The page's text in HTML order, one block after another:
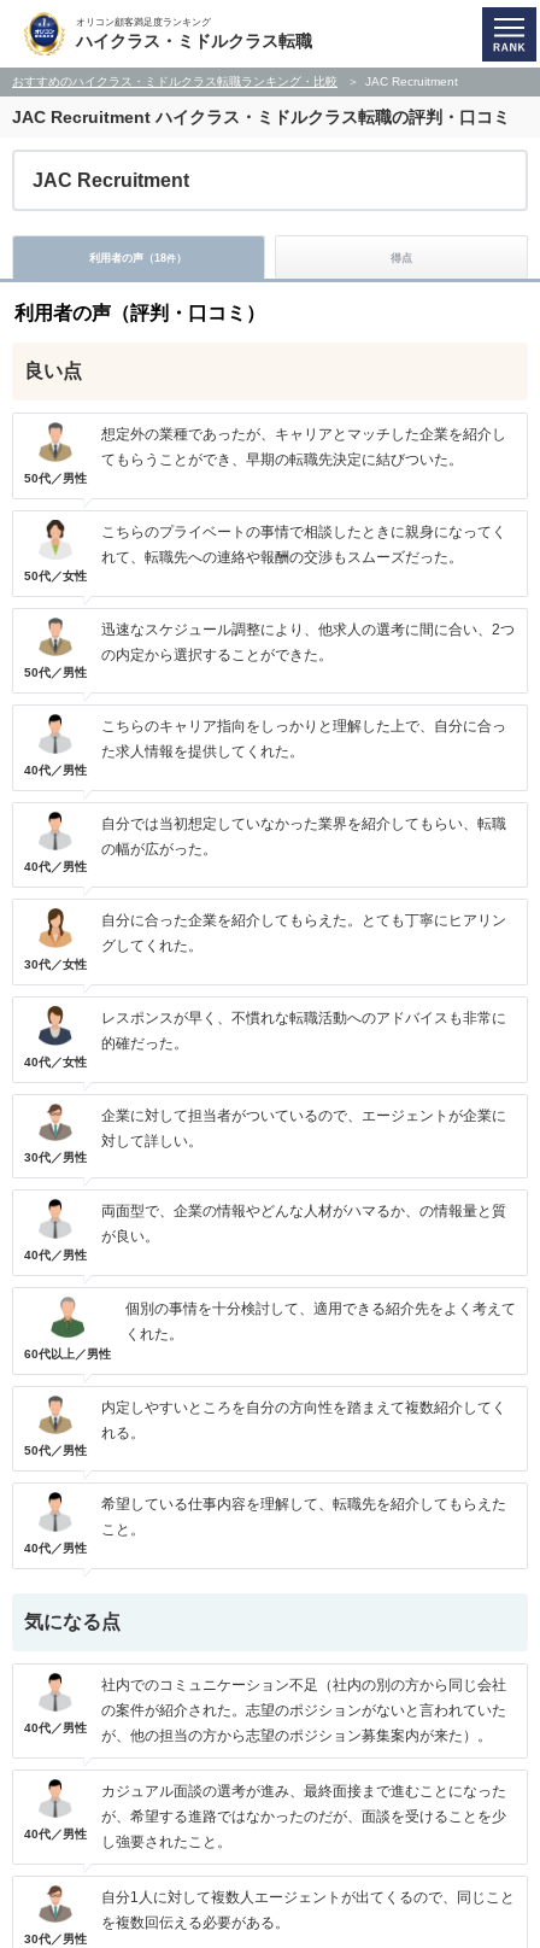
オリコン顧客満足度ランキング
ハイクラス・ミドルクラス転職
おすすめのハイクラス・ミドルクラス転職ランキング・比較 JAC Recruitment
JAC Recruitmentハイクラス・ミドルクラス転職の評判・口コミ
JAC Recruitment
利用者の声（18件） 得点
利用者の声（評判・口コミ）
良い点
50代／男性
想定外の業種であったが、キャリアとマッチした企業を紹介し
てもらうことができ、早期の転職先決定に結びついた。
50代／女性
こちらのプライベートの事情で相談したときに親身になってく
れて、転職先への連絡や報酬の交渉もスムーズだった。
50代／男性
迅速なスケジュール調整により、他求人の選考に間に合い、2つ
の内定から選択することができた。
40代／男性
こちらのキャリア指向をしっかりと理解した上で、自分に合っ
た求人情報を提供してくれた。
40代／男性
自分では当初想定していなかった業界を紹介してもらい、転職
の幅が広がった。
30代／女性
自分に合った企業を紹介してもらえた。とても丁寧にヒアリン
グしてくれた。
40代／女性
レスポンスが早く、不慣れな転職活動へのアドバイスも非常に
的確だった。
30代／男性
企業に対して担当者がついているので、エージェントが企業に
対して詳しい。
40代／男性
両面型で、企業の情報やどんな人材がハマるか、の情報量と質
が良い。
60代以上／男性
個別の事情を十分検討して、適用できる紹介先をよく考えて
くれた。
50代／男性
内定しやすいところを自分の方向性を踏まえて複数紹介してく
れる。
40代／男性
希望している仕事内容を理解して、転職先を紹介してもらえた
こと。
気になる点
40代／男性
社内でのコミュニケーション不足（社内の別の方から同じ会社
の案件が紹介された。志望のポジションがないと言われていた
が、他の担当の方から志望のポジション募集案内が来た）。
40代／男性
カジュアル面談の選考が進み、最終面接まで進むことになった
が、希望する進路ではなかったのだが、面談を受けることを少
し強要されたこと。
30代／男性
自分1人に対して複数人エージェントが出てくるので、同じこと
を複数回伝える必要がある。